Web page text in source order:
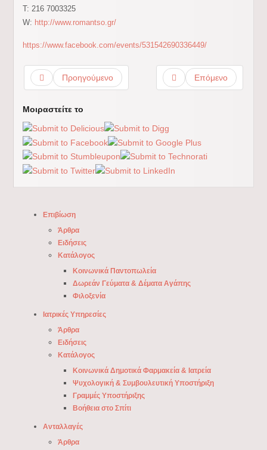
T: 216 7003325
W: http://www.romantso.gr/
https://www.facebook.com/events/531542690336449/
Προηγούμενο Επόμενο
Μοιραστείτε το
Επιβίωση
Άρθρα
Ειδήσεις
Κατάλογος
Κοινωνικά Παντοπωλεία
Δωρεάν Γεύματα & Δέματα Αγάπης
Φιλοξενία
Ιατρικές Υπηρεσίες
Άρθρα
Ειδήσεις
Κατάλογος
Κοινωνικά Δημοτικά Φαρμακεία & Ιατρεία
Ψυχολογική & Συμβουλευτική Υποστήριξη
Γραμμές Υποστήριξης
Βοήθεια στο Σπίτι
Ανταλλαγές
Άρθρα